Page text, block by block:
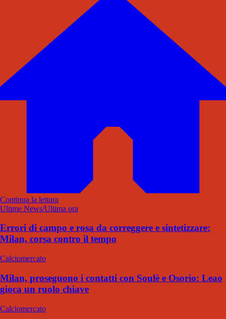
Continua la lettura
Ultime News/Ultima ora
Errori di campo e rosa da correggere e sintetizzare:
Milan, corsa contro il tempo
Calciomercato
Milan, proseguono i contatti con Soulè e Osorio: Leao
gioca un ruolo chiave
Calciomercato